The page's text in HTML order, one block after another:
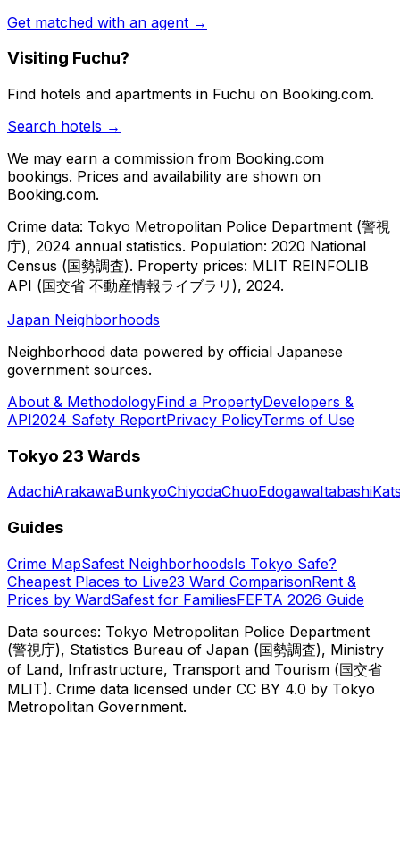
Get matched with an agent →
Visiting Fuchu?
Find hotels and apartments in Fuchu on Booking.com.
Search hotels →
We may earn a commission from Booking.com
bookings. Prices and availability are shown on
Booking.com.
Crime data: Tokyo Metropolitan Police Department (警視
庁), 2024 annual statistics. Population: 2020 National
Census (国勢調査). Property prices: MLIT REINFOLIB
API (国交省 不動産情報ライブラリ), 2024.
Japan Neighborhoods
Neighborhood data powered by official Japanese
government sources.
About & MethodologyFind a PropertyDevelopers &
API2024 Safety ReportPrivacy PolicyTerms of Use
Tokyo 23 Wards
AdachiArakawaBunkyoChiyodaChuoEdogawaItabashi
Guides
Crime MapSafest NeighborhoodsIs Tokyo Safe?
Cheapest Places to Live23 Ward ComparisonRent &
Prices by WardSafest for FamiliesFEFTA 2026 Guide
Data sources: Tokyo Metropolitan Police Department
(警視庁), Statistics Bureau of Japan (国勢調査), Ministry
of Land, Infrastructure, Transport and Tourism (国交省
MLIT). Crime data licensed under CC BY 4.0 by Tokyo
Metropolitan Government.